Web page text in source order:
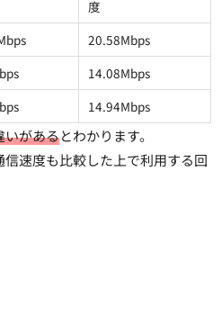
度
20.58Mbps
14.08Mbps
14.94Mbps
いがあるとわかります。
速度も比較した上で利用する回